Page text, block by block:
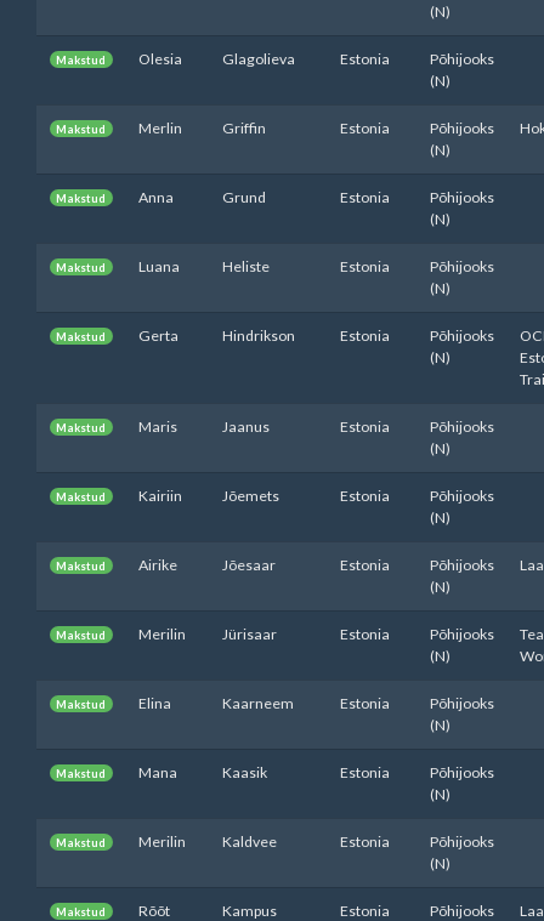
(N)
Makstud Olesia Glagolieva Estonia
Põhijooks
(N)
Makstud Merlin Griffin Estonia
Põhijooks
(N)
Makstud Anna Grund Estonia
Põhijooks
(N)
Makstud Luana Heliste Estonia
Põhijooks
(N)
Makstud Gerta Hindrikson Estonia
Põhijooks
(N)
Makstud Maris Jaanus Estonia
Põhijooks
(N)
Makstud Kairiin Jõemets Estonia
Põhijooks
(N)
Makstud Airike Jõesaar Estonia
Põhijooks
(N)
Makstud Merilin Jürisaar Estonia
Põhijooks
(N)
Makstud Elina Kaarneem Estonia
Põhijooks
(N)
Makstud Mana Kaasik Estonia
Põhijooks
(N)
Makstud Merilin Kaldvee Estonia
Põhijooks
(N)
Makstud Rõõt Kampus Estonia
Põhijooks